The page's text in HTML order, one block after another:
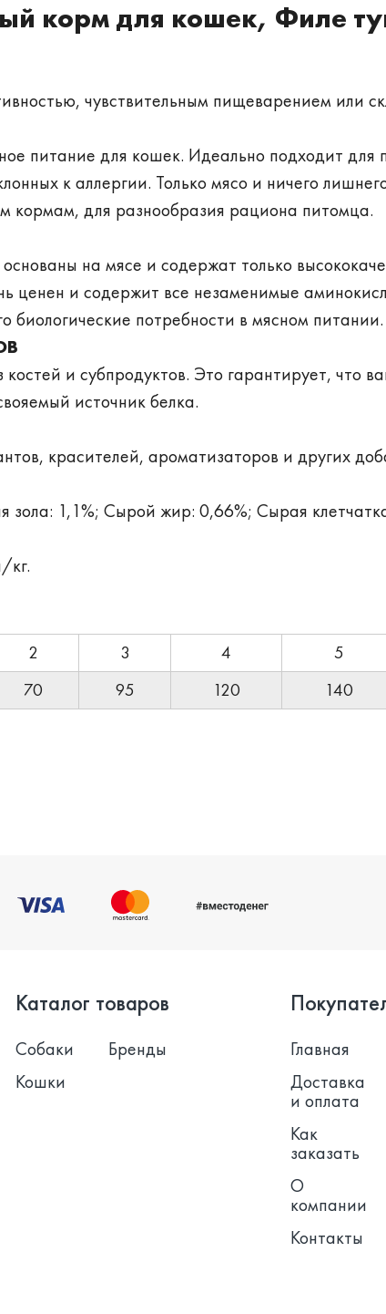
корм для кошек, Филе
чувствительным пищеварением или
питание для кошек. Идеально подходит для
к аллергии. Только мясо и ничего
кормам, для разнообразия рациона питомца.
на мясе и содержат только
ценен и содержит все незаменимые
биологические потребности в мясном питании.
костей и субпродуктов. Это гарантирует, что
источник белка.
красителей, ароматизаторов и других
зола: 1,1%; Сырой жир: 0,66%; Сырая
кг.
2 3 4 5
70 95 120 140
Каталог товаров
Собаки
Кошки
Бренды
Главная
Доставка
и оплата
Как
заказать
О
компании
Контакты